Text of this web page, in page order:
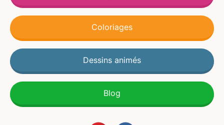
Coloriages
Dessins animés
Blog